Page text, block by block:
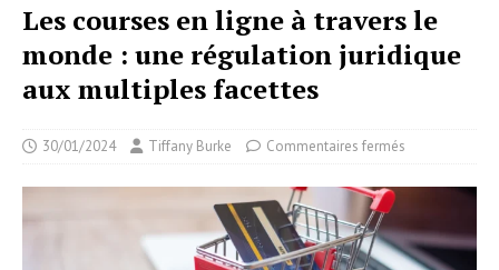
Les courses en ligne à travers le
monde : une régulation juridique
aux multiples facettes
30/01/2024 Tiffany Burke Commentaires fermés